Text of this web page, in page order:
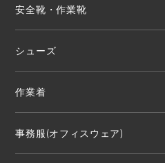
安全靴・作業靴
シューズ
作業着
事務服(オフィスウェア)